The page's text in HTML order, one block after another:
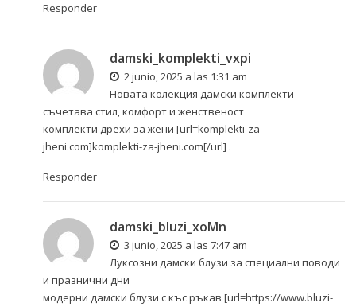
Responder
damski_komplekti_vxpi
2 junio, 2025 a las 1:31 am
Новата колекция дамски комплекти
съчетава стил, комфорт и женственост
комплекти дрехи за жени [url=komplekti-za-
jheni.com]komplekti-za-jheni.com[/url] .
Responder
damski_bluzi_xoMn
3 junio, 2025 a las 7:47 am
Луксозни дамски блузи за специални поводи
и празнични дни
модерни дамски блузи с къс ръкав [url=https://www.bluzi-